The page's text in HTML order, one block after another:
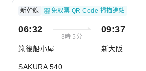
新幹線 免取票 QR Code 掃描進站
06:32
3時 5分
筑後船小屋
09:37
新大阪
SAKURA 540